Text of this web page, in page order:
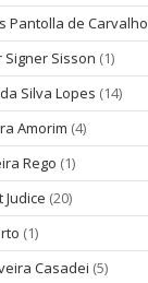
Pantolla de Carvalho
Signer Sisson (1)
Silva Lopes (14)
Amorim (4)
Rego (1)
Judice (20)
(1)
Casadei (5)